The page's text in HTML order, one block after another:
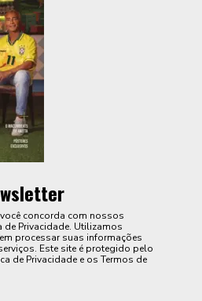
concorda com nossos
de Privacidade. Utilizamos
processar suas informações
Este site é protegido pelo
de Privacidade e os Termos de